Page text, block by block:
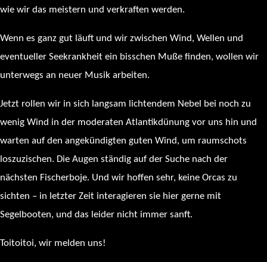
wie wir das meistern und verkraften werden.
Wenn es ganz gut läuft und wir zwischen Wind, Wellen und
eventueller Seekrankheit ein bisschen Muße finden, wollen wir
unterwegs an neuer Musik arbeiten.
Jetzt rollen wir in sich langsam lichtendem Nebel bei noch zu
wenig Wind in der moderaten Atlantikdünung vor uns hin und
warten auf den angekündigten guten Wind, um raumschots
loszuzischen. Die Augen ständig auf der Suche nach der
nächsten Fischerboje. Und wir hoffen sehr, keine Orcas zu
sichten – in letzter Zeit interagieren sie hier gerne mit
Segelbooten, und das leider nicht immer sanft.
Toitoitoi, wir melden uns!